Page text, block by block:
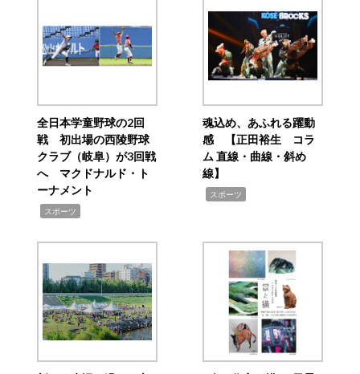
全日本学童野球の2回
戦 初出場の西陵野球
クラブ（岐阜）が3回戦
へ マクドナルド・ト
ーナメント
スポーツ
魂込め、あふれる躍動
感 【正田裕生 コラ
ム 直線・曲線・斜め
線】
スポーツ